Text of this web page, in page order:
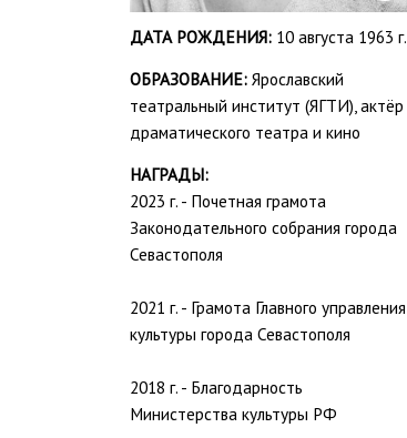
ДАТА РОЖДЕНИЯ: 10 августа 1963 г.
ОБРАЗОВАНИЕ: Ярославский
театральный институт (ЯГТИ), актёр
драматического театра и кино
НАГРАДЫ:
2023 г. - Почетная грамота
Законодательного собрания города
Севастополя
2021 г. - Грамота Главного управления
культуры города Севастополя
2018 г. - Благодарность
Министерства культуры РФ